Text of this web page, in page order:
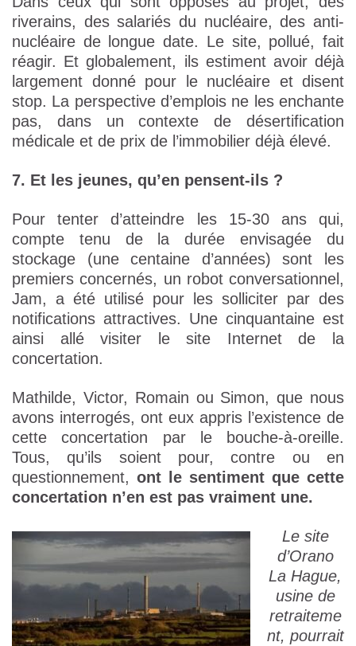
riverains, des salariés du nucléaire, des anti-
nucléaire de longue date. Le site, pollué, fait
réagir. Et globalement, ils estiment avoir déjà
largement donné pour le nucléaire et disent
stop. La perspective d’emplois ne les enchante
pas, dans un contexte de désertification
médicale et de prix de l’immobilier déjà élevé.
7. Et les jeunes, qu’en pensent-ils ?
Pour tenter d’atteindre les 15-30 ans qui,
compte tenu de la durée envisagée du
stockage (une centaine d’années) sont les
premiers concernés, un robot conversationnel,
Jam, a été utilisé pour les solliciter par des
notifications attractives. Une cinquantaine est
ainsi allé visiter le site Internet de la
concertation.
Mathilde, Victor, Romain ou Simon, que nous
avons interrogés, ont eux appris l’existence de
cette concertation par le bouche-à-oreille.
Tous, qu’ils soient pour, contre ou en
questionnement, ont le sentiment que cette
concertation n’en est pas vraiment une.
Le site
d’Orano
La Hague,
usine de
retraiteme
nt, pourrait